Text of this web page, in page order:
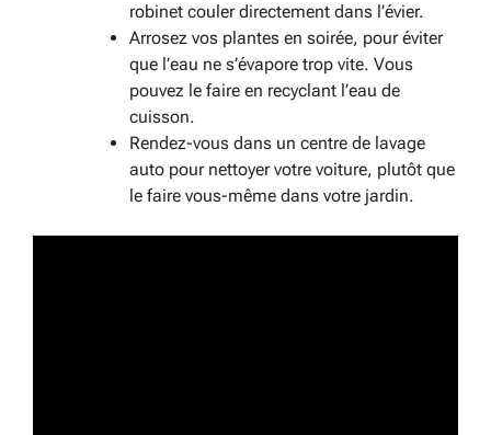
robinet couler directement dans l’évier.
Arrosez vos plantes en soirée, pour éviter
que l’eau ne s’évapore trop vite. Vous
pouvez le faire en recyclant l’eau de
cuisson.
Rendez-vous dans un centre de lavage
auto pour nettoyer votre voiture, plutôt que
le faire vous-même dans votre jardin.